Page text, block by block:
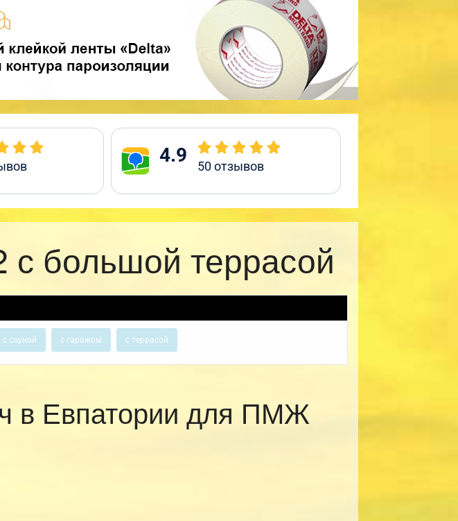
4.9 50отзывов
большой террасой
с сауной с гаражом с террасой
в Евпатории для ПМЖ